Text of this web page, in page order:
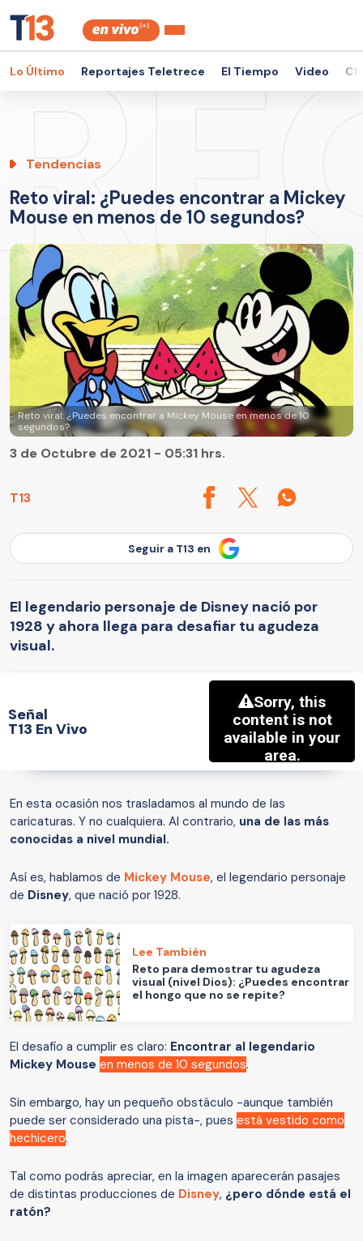
Lo Último Reportajes Teletrece El Tiempo Video
Tendencias
Reto viral: ¿Puedes encontrar a Mickey
Mouse en menos de 10 segundos?
Reto viral: ¿Puedes encontrar a Mickey Mouse en menos de 10
segundos?
T13
3 de Octubre de 2021 - 05:31 hrs.
Seguir a T13 en
El legendario personaje de Disney nació por
1928 y ahora llega para desafiar tu agudeza
visual.
Señal
T13 En Vivo
En esta ocasión nos trasladamos al mundo de las
caricaturas. Y no cualquiera. Al contrario, una de las más
conocidas a nivel mundial.
Así es, hablamos de Mickey Mouse, el legendario personaje
de Disney, que nació por 1928.
Lee También
Reto para demostrar tu agudeza
visual (nivel Dios): ¿Puedes encontrar
el hongo que no se repite?
El desafío a cumplir es claro: Encontrar al legendario
Mickey Mouse en menos de 10 segundos.
Sin embargo, hay un pequeño obstáculo -aunque también
puede ser considerado una pista-, pues está vestido como
hechicero.
Tal como podrás apreciar, en la imagen aparecerán pasajes
de distintas producciones de Disney, ¿pero dónde está el
ratón?